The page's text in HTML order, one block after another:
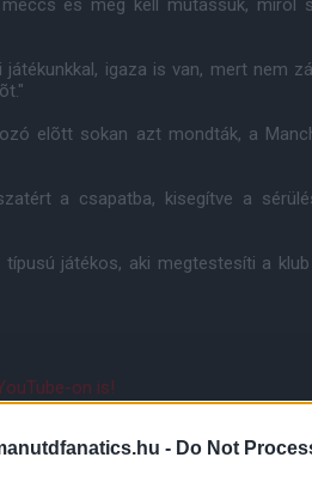
- Do Not
és meg kell mutassuk, mirõl
igaza is van, mert nem
elõtt sokan azt mondták, a
a csapatba, kisegítve a
játékos, aki megtestesíti a
on is!
AndroidraésiOS-re!
a ManUtdFanatics.hu működését!